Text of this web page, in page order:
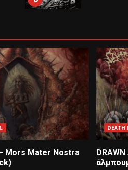
Mors Mater Nostra
DEATH